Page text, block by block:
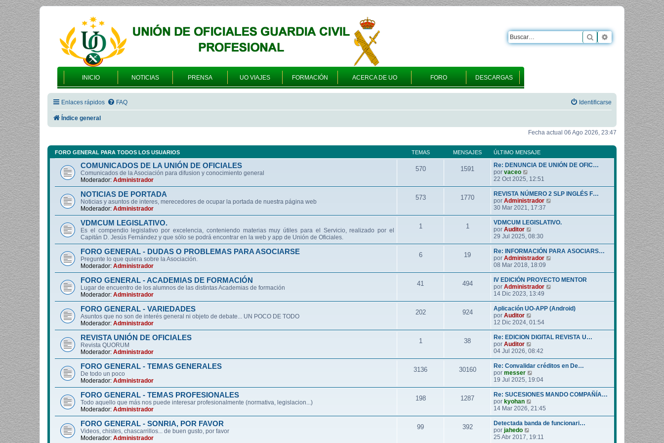
INICIO NOTICIAS PRENSA UO VIAJES FORMACIÓN ACERCA DE UO FORO DESCARGAS
Buscar Búsqueda
Enlaces rápidos FAQ Identificarse
Índice general
Fecha actual 06 Ago 2026, 23:47
FORO GENERAL PARA TODOS LOS USUARIOS TEMAS MENSAJES ÚLTIMO MENSAJE
COMUNICADOS DE LA UNIÓN DE OFICIALES
Comunicados de la Asociación para difusion y conocimiento general
Moderador: Administrador
570 1591
Re: DENUNCIA DE UNIÓN DE OFIC…
por vaceo
e
r
ú
l
m
o
m
n
s
a
j
e
22 Oct 2025, 12:51
NOTICIAS DE PORTADA
Noticias y asuntos de interes, merecedores de ocupar la portada de nuestra página web
Moderador: Administrador
573 1770
REVISTA NÚMERO 2 SLP INGLÉS F…
por Administrador
r
ú
m
n
s
e
30 Mar 2021, 17:37
VDMCUM LEGISLATIVO.
Es el compendio legislativo por excelencia, conteniendo materias muy útiles para el Servicio, realizado por el
Capitán D. Jesús Fernández y que sólo se podrá encontrar en la web y app de Unión de Oficiales.
1 1
VDMCUM LEGISLATIVO.
por Auditor
e
r
ú
l
t
m
o
m
n
s
a
j
e
29 Jul 2025, 08:30
FORO GENERAL - DUDAS O PROBLEMAS PARA ASOCIARSE
Pregunte lo que quiera sobre la Asociación.
Moderador: Administrador
6 19
Re: INFORMACIÓN PARA ASOCIARS…
por Administrador
r
ú
m
n
s
e
08 Mar 2018, 18:09
FORO GENERAL - ACADEMIAS DE FORMACIÓN
Lugar de encuentro de los alumnos de las distintas Academias de formación
Moderador: Administrador
41 494
IV EDICIÓN PROYECTO MENTOR
por Administrador
r
ú
m
n
s
e
14 Dic 2023, 13:49
FORO GENERAL - VARIEDADES
Asuntos que no son de interés general ni objeto de debate... UN POCO DE TODO
Moderador: Administrador
202 924
Aplicación UO-APP (Android)
por Auditor
e
r
ú
t
m
o
m
n
s
a
j
12 Dic 2024, 01:54
REVISTA UNIÓN DE OFICIALES
Revista QUORUM
Moderador: Administrador
1 38
Re: EDICION DIGITAL REVISTA U…
por Auditor
e
r
ú
l
t
m
m
s
a
j
04 Jul 2026, 08:42
FORO GENERAL - TEMAS GENERALES
De todo un poco
Moderador: Administrador
3136 30160
Re: Convalidar créditos en De…
por messer
e
r
ú
t
m
m
19 Jul 2025, 19:04
FORO GENERAL - TEMAS PROFESIONALES
Todo aquello que más nos puede interesar profesionalmente (normativa, legislacion...)
Moderador: Administrador
198 1287
Re: SUCESIONES MANDO COMPAÑÍA…
por kyohan
e
r
ú
t
14 Mar 2026, 21:45
FORO GENERAL - SONRIA, POR FAVOR
Videos, chistes, chascarrillos... de buen gusto, por favor
Moderador: Administrador
99 392
Detectada banda de funcionari…
por jahedo
e
25 Abr 2017, 19:11